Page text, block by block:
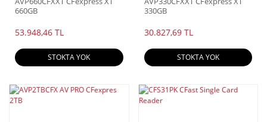
660GB
53.948,46 TL
STOKTA YOK
330GB
30.827,69 TL
STOKTA YOK